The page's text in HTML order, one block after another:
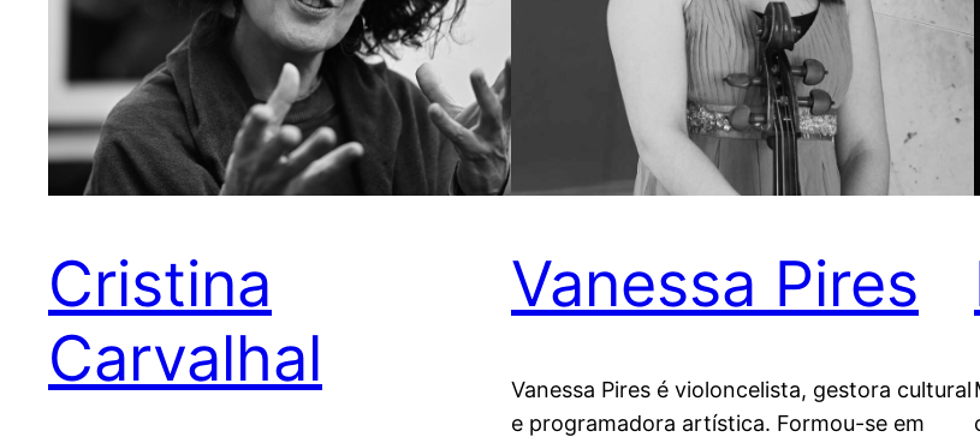
Cristina
Carvalhal
Vanessa Pires
Vanessa Pires é violoncelista, gestora cultural
e programadora artística. Formou-se em